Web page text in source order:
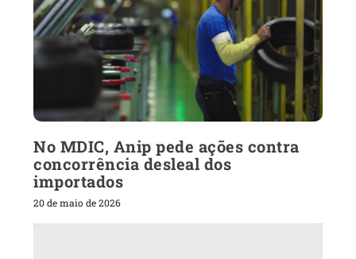
No MDIC, Anip pede ações contra
concorrência desleal dos
importados
20 de maio de 2026